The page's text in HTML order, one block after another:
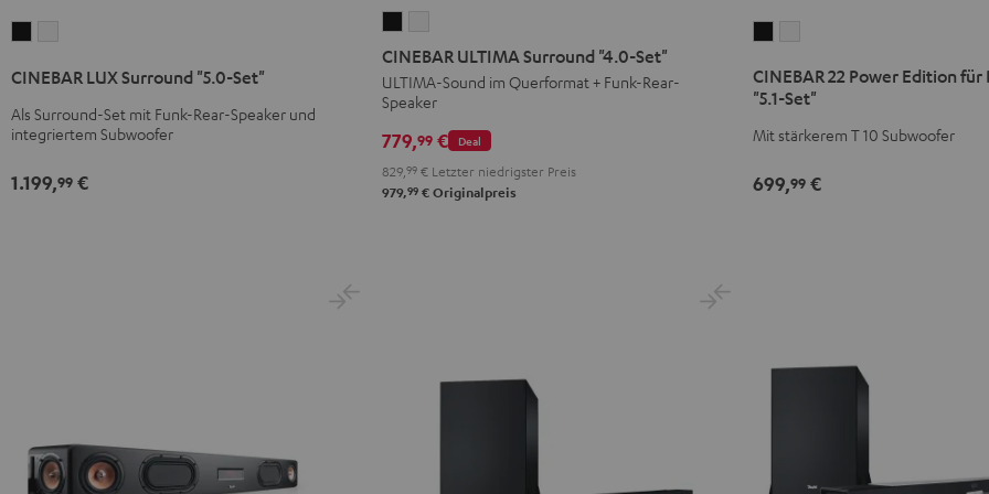
Surround
"5.0-
Set"
Surround
"5.0-
Set"
CINEBAR LUX Surround "5.0-Set"
Als Surround-Set mit Funk-Rear-Speaker und
integriertem Subwoofer
1.199,99 €
ULTIMA
Surround
"4.0-
Schwarz
ULTIMA
Surround
"4.0-
Set"
Weiß
CINEBAR ULTIMA Surround "4.0-Set"
ULTIMA-Sound im Querformat + Funk-Rear-
Speaker
Deal
779,99 €
829, 99 € Letzter niedrigster Preis
979,99 € Originalpreis
Power
für
Atmos
Power
für
Atmos
CINEBAR 22 Power Edition
"5.1-Set"
Mit stärkerem T 10 Subwoofer
699,99 €